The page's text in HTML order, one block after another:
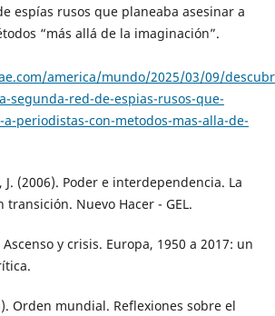
espías rusos que planeaba asesinar a
“más allá de la imaginación”.
america/mundo/2025/03/09/
segunda-red-de-espias-rusos-que-
periodistas-con-metodos-mas-alla-de-
J. (2006). Poder e interdependencia. La
Nuevo Hacer - GEL.
y crisis. Europa, 1950 a 2017: un
Orden mundial. Reflexiones sobre el